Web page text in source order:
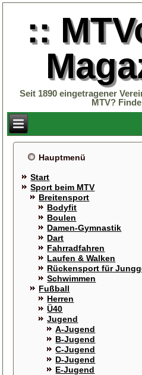
::
Seit 1890 eingetragener
MTV?
Hauptmenü
Start
Sport beim MTV
Breitensport
Bodyfit
Boulen
Damen-Gymnastik
Dart
Fahrradfahren
Laufen & Walken
Rückensport für
Schwimmen
Fußball
Herren
Ü40
Jugend
A-Jugend
B-Jugend
C-Jugend
D-Jugend
E-Jugend